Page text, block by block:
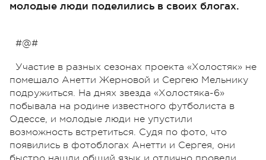
молодые люди поделились в своих блогах.
#@#
Участие в разных сезонах проекта «Холостяк» не
помешало Анетти Жерновой и Сергею Мельнику
подружиться. На днях звезда «Холостяка-6»
побывала на родине известного футболиста в
Одессе, и молодые люди не упустили
возможность встретиться. Судя по фото, что
появились в фотоблогах Анетти и Сергея, они